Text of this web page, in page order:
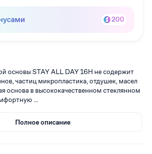
200
основы STAY ALL DAY 16H не содержит
частиц микропластика, отдушек, масел
основа в высококачественном стеклянном
...
Полное описание